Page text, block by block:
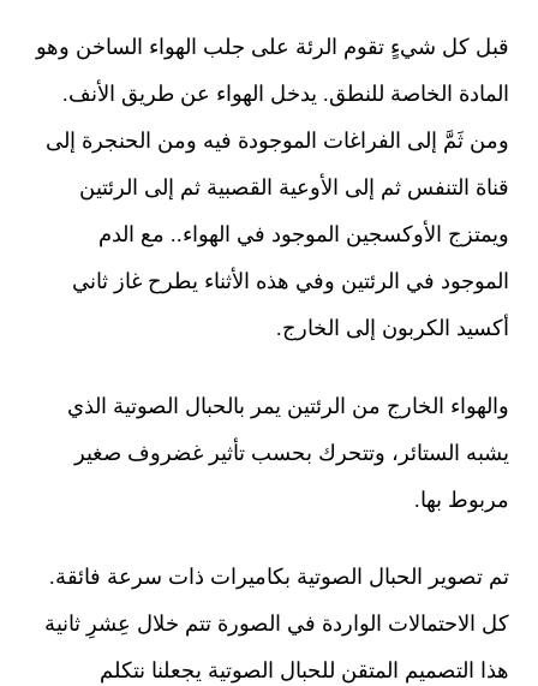
قبل كل شيءٍ تقوم الرئة على جلب الهواء الساخن وهو
المادة الخاصة للنطق. يدخل الهواء عن طريق الأنف.
ومن ثَمَّ إلى الفراغات الموجودة فيه ومن الحنجرة إلى
قناة التنفس ثم إلى الأوعية القصبية ثم إلى الرئتين
ويمتزج الأوكسجين الموجود في الهواء.. مع الدم
الموجود في الرئتين وفي هذه الأثناء يطرح غاز ثاني
أكسيد الكربون إلى الخارج.
والهواء الخارج من الرئتين يمر بالحبال الصوتية الذي
يشبه الستائر، وتتحرك بحسب تأثير غضروف صغير
مربوط بها.
تم تصوير الحبال الصوتية بكاميرات ذات سرعة فائقة.
كل الاحتمالات الواردة في الصورة تتم خلال عِشرِ ثانية
هذا التصميم المتقن للحبال الصوتية يجعلنا نتكلم